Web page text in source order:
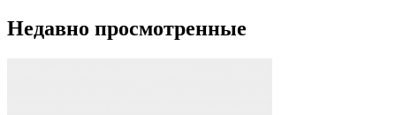
Недавно просмотренные​